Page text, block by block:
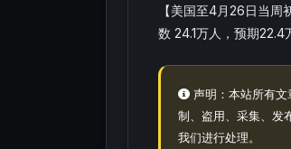
【美国至4月26日当
数 24.1万人，预期
声明：本站所有
制、盗用、采集、发
我们进行处理。